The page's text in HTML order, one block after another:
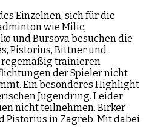
Einzelnen, sich für die
wie Milic,
und Bursova besuchen die
Pistorius, Bittner und
regemäßig trainieren
der Spieler nicht
Ein besonderes Highlight
Jugendring. Leider
nicht teilnehmen. Birker
Pistorius in Zagreb. Mit dabei